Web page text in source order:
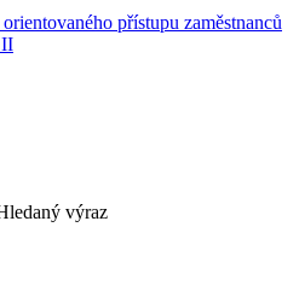
přístupu zaměstnanců
II
výraz